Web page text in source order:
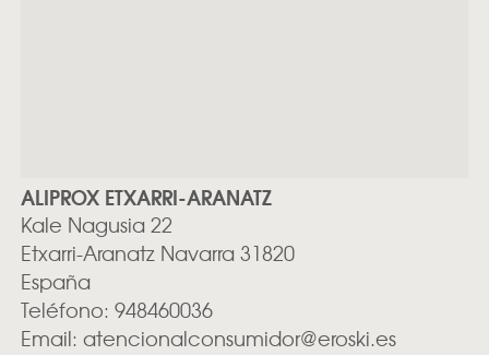
ALIPROX ETXARRI-ARANATZ
Kale Nagusia 22
Etxarri-Aranatz Navarra 31820
España
Teléfono: 948460036
Email: atencionalconsumidor@eroski.es